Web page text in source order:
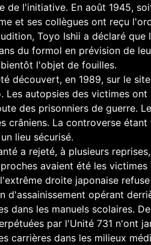
de l'initiative. En août 1945,
et ses collègues ont reçu
Toyo Ishii a déclaré
du formol en prévision de
l'objet de fouilles.
découvert, en 1989, sur le
Les autopsies des victimes
des prisonniers de guerre.
crâniens. La controverse
lieu sécurisé.
a rejeté, à plusieurs
avaient été les
droite japonaise
d'assainissement opérant
dans les manuels scolaires.
par l'Unité 731 n'ont
carrières dans les milieux